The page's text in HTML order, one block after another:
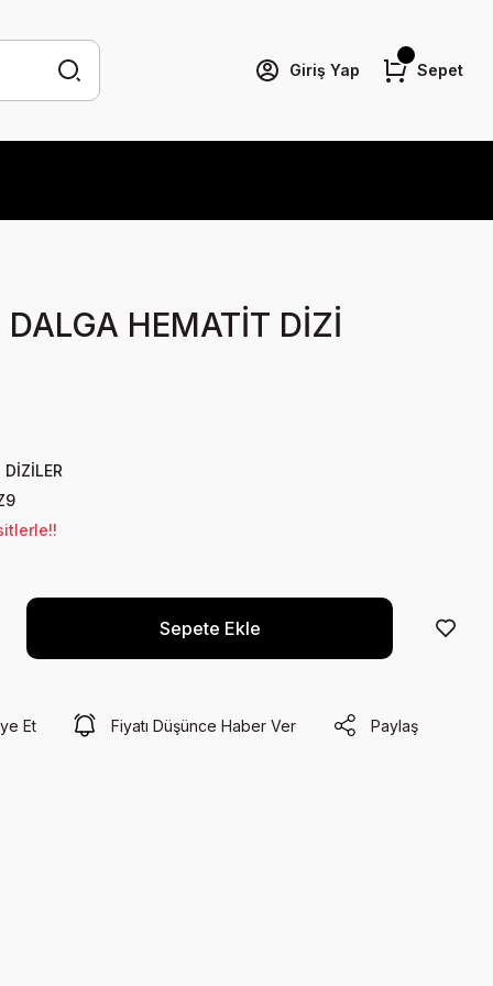
Giriş Yap Sepet
HEMATİT DİZİ
Sepete Ekle
Et Fiyatı Düşünce Haber Ver Paylaş